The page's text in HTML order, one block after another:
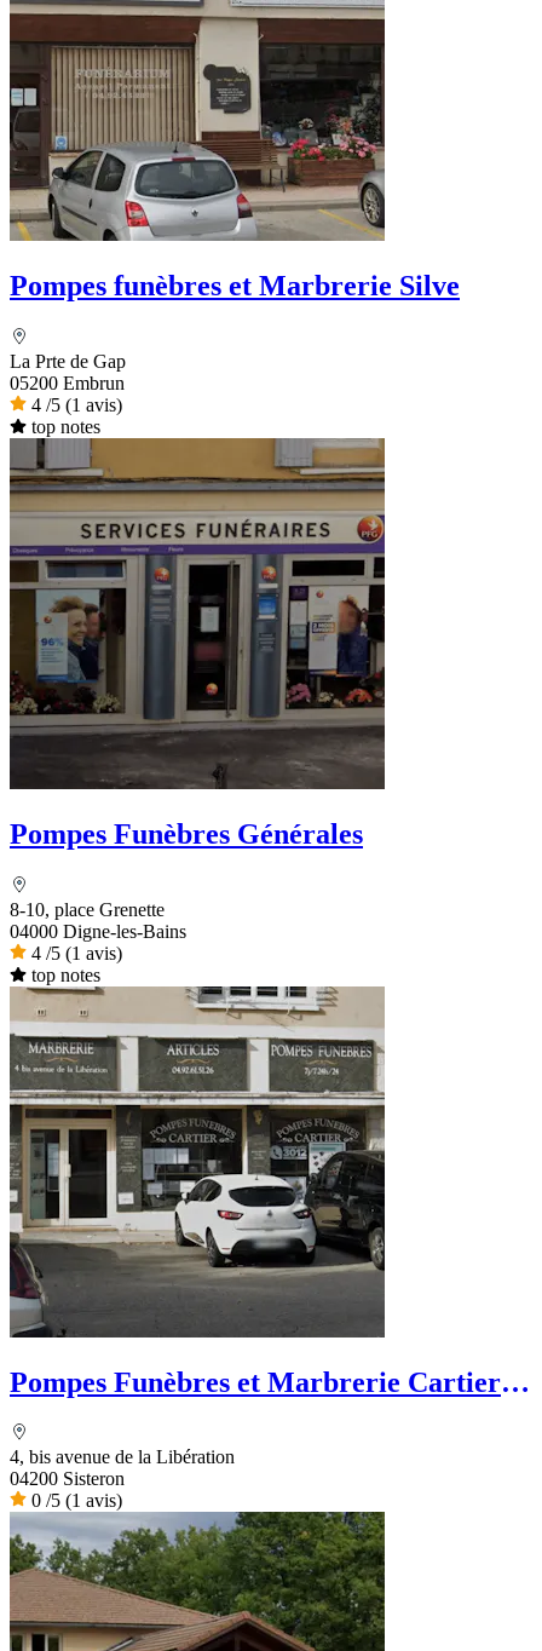
Pompes funèbres et Marbrerie Silve
La Prte de Gap
05200 Embrun
4 /5 (1 avis)
top notes
Pompes Funèbres Générales
8-10, place Grenette
04000 Digne-les-Bains
4 /5 (1 avis)
top notes
Pompes Funèbres et Marbrerie Cartier -
4, bis avenue de la Libération
04200 Sisteron
0 /5 (1 avis)